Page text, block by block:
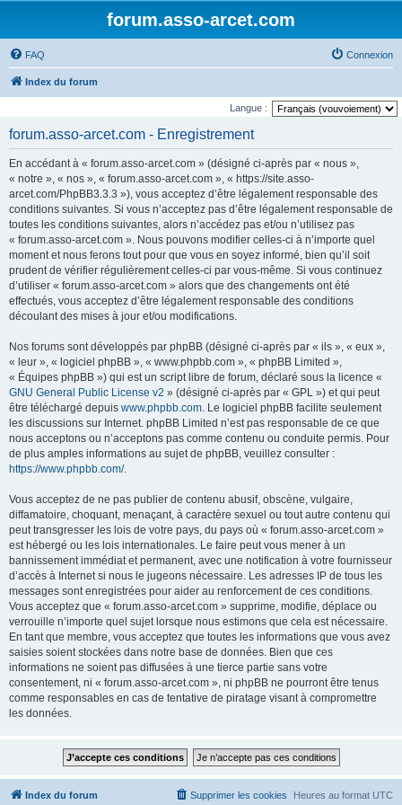
forum.asso-arcet.com
FAQ Connexion
Index du forum
Langue :
forum.asso-arcet.com - Enregistrement
En accédant à « forum.asso-arcet.com » (désigné ci-après par « nous »,
« notre », « nos », « forum.asso-arcet.com », « https://site.asso-
arcet.com/PhpBB3.3.3 »), vous acceptez d’être légalement responsable des
conditions suivantes. Si vous n’acceptez pas d’être légalement responsable de
toutes les conditions suivantes, alors n’accédez pas et/ou n’utilisez pas
« forum.asso-arcet.com ». Nous pouvons modifier celles-ci à n’importe quel
moment et nous ferons tout pour que vous en soyez informé, bien qu’il soit
prudent de vérifier régulièrement celles-ci par vous-même. Si vous continuez
d’utiliser « forum.asso-arcet.com » alors que des changements ont été
effectués, vous acceptez d’être légalement responsable des conditions
découlant des mises à jour et/ou modifications.
Nos forums sont développés par phpBB (désigné ci-après par « ils », « eux »,
« leur », « logiciel phpBB », « www.phpbb.com », « phpBB Limited »,
« Équipes phpBB ») qui est un script libre de forum, déclaré sous la licence «
GNU General Public License v2 » (désigné ci-après par « GPL ») et qui peut
être téléchargé depuis www.phpbb.com. Le logiciel phpBB facilite seulement
les discussions sur Internet. phpBB Limited n’est pas responsable de ce que
nous acceptons ou n’acceptons pas comme contenu ou conduite permis. Pour
de plus amples informations au sujet de phpBB, veuillez consulter :
https://www.phpbb.com/.
Vous acceptez de ne pas publier de contenu abusif, obscène, vulgaire,
diffamatoire, choquant, menaçant, à caractère sexuel ou tout autre contenu qui
peut transgresser les lois de votre pays, du pays où « forum.asso-arcet.com »
est hébergé ou les lois internationales. Le faire peut vous mener à un
bannissement immédiat et permanent, avec une notification à votre fournisseur
d’accès à Internet si nous le jugeons nécessaire. Les adresses IP de tous les
messages sont enregistrées pour aider au renforcement de ces conditions.
Vous acceptez que « forum.asso-arcet.com » supprime, modifie, déplace ou
verrouille n’importe quel sujet lorsque nous estimons que cela est nécessaire.
En tant que membre, vous acceptez que toutes les informations que vous avez
saisies soient stockées dans notre base de données. Bien que ces
informations ne soient pas diffusées à une tierce partie sans votre
consentement, ni « forum.asso-arcet.com », ni phpBB ne pourront être tenus
comme responsables en cas de tentative de piratage visant à compromettre
les données.
Index du forum Heures au format UTC
Supprimer les cookies